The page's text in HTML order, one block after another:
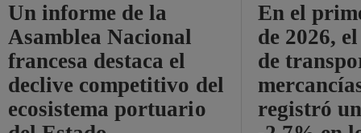
Un informe de la
Asamblea Nacional
francesa destaca el
declive competitivo del
ecosistema portuario
En el
de 2026,
de
registró